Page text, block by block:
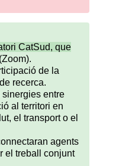
CatSud, que
(Zoom).
de la
recerca.
entre
al territori en
el transport o el
agents
el treball conjunt